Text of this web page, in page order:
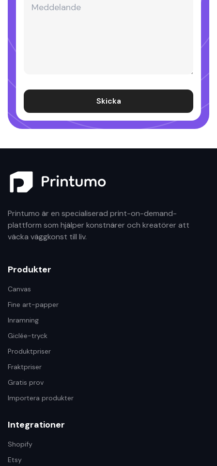
Skicka
Printumo är en specialiserad print-on-demand-
plattform som hjälper konstnärer och kreatörer att
väcka väggkonst till liv.
Produkter
Canvas
Fine art-papper
Inramning
Giclée-tryck
Produktpriser
Fraktpriser
Gratis prov
Importera produkter
Integrationer
Shopify
Etsy